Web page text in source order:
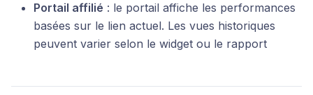
Portail affilié : le portail affiche les performances
basées sur le lien actuel. Les vues historiques
peuvent varier selon le widget ou le rapport